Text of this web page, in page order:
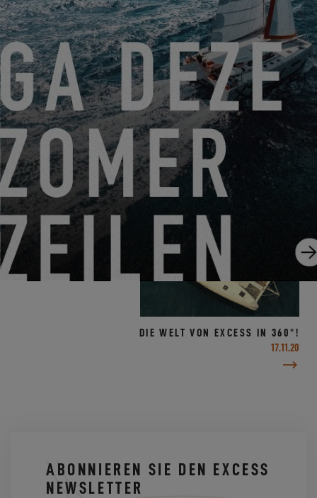
GEFÜHRTER RUNDGANG AUF DER EXCESS12
01.12.20
DIE WELT VON EXCESS IN 360°!
17.11.20
ABONNIEREN SIE DEN EXCESS
NEWSLETTER